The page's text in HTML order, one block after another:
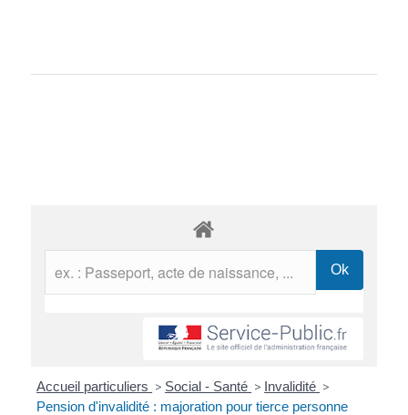
Accueil particuliers > Social - Santé > Invalidité >
Pension d'invalidité : majoration pour tierce personne